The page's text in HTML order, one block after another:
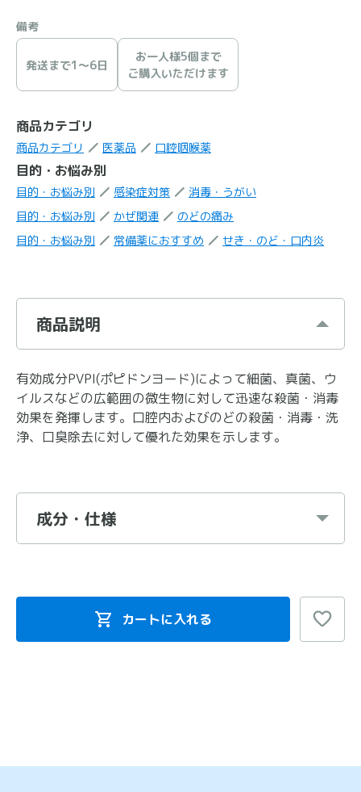
備考
発送まで1〜6日
お一人様5個まで
ご購入いただけます
商品カテゴリ
商品カテゴリ 医薬品 口腔咽喉薬
目的・お悩み別
目的・お悩み別 感染症対策
消毒・うがい
目的・お悩み別
かぜ関連
のどの痛み
目的・お悩み別
常備薬におすすめ せき・のど・口内炎
商品説明
有効成分PVPI(ポピドンヨード)によって細菌、真菌、ウ
イルスなどの広範囲の微生物に対して迅速な殺菌・消毒
効果を発揮します。口腔内およびのどの殺菌・消毒・洗
浄、口臭除去に対して優れた効果を示します。
成分・仕様
カートに入れる